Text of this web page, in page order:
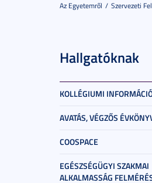
Az Egyetemről Szervezeti
Hallgatóknak
KOLLÉGIUMI
AVATÁS, VÉGZŐS
COOSPACE
EGÉSZSÉGÜGYI SZAKMAI
ALKALMASSÁG